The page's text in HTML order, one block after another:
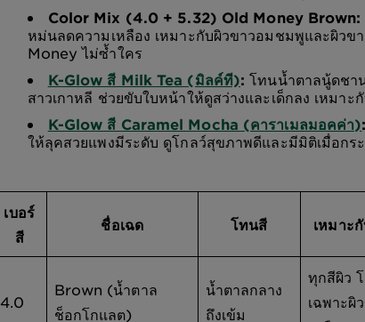
Color Mix (4.0 + 5.32) Old Money Brown:
หม่นลดความเหลือง เหมาะกับผิวขาวอมชมพูและผิวข
Money ไม่ซ้ำใคร
K-Glow สี Milk Tea (มิลค์ที): โทนน้ำตาลนู้ดชา
สาวเกาหลี ช่วยขับใบหน้าให้ดูสว่างและเด็กลง เหมา
K-Glow สี Caramel Mocha (คาราเมลมอคค่า):
ให้ลุคสวยแพงมีระดับ ดูโกลว์สุขภาพดีและมีมิติเมื่อกร
เบอร์
สี
ชื่อเฉด โทนสี เหมาะ
4.0
Brown (น้ำตาล
ช็อกโกแลต)
น้ำตาลกลาง
ถึงเข้ม
ทุกสีผิว
เฉพาะผิ